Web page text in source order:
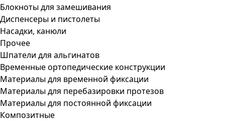
Блокноты для замешивания
Диспенсеры и пистолеты
Насадки, канюли
Прочее
Шпатели для альгинатов
Временные ортопедические конструкции
Материалы для временной фиксации
Материалы для перебазировки протезов
Материалы для постоянной фиксации
Композитные